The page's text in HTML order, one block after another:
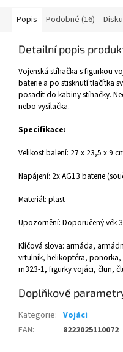
Popis Podobné (16)
Detailní popis
Vojenská stíhačka s figurkou
baterie a po stisknutí tlačítka
posadit do kabiny stíhačky.
nebo vysílačka.
Specifikace:
Velikost balení: 27 x 23,5 x 9
Napájení: 2x AG13 baterie
Materiál: plast
Upozornění: Doporučený věk
Klíčová slova: armáda,
vrtulník, helikoptéra,
m323-1, figurky vojáci, člun,
Doplňkové
Kategorie: Vojáci
EAN: 8222025110072